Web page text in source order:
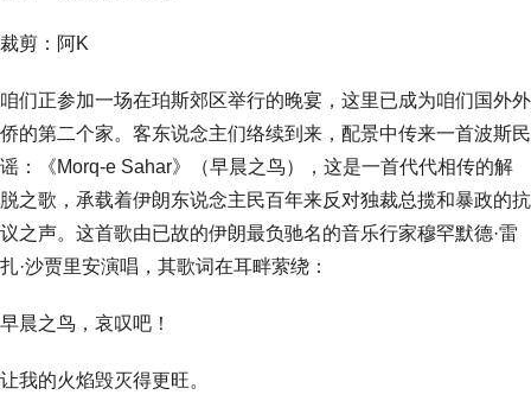
裁剪：阿K
咱们正参加一场在珀斯郊区举行的晚宴，这里已成为咱们国外外
侨的第二个家。客东说念主们络续到来，配景中传来一首波斯民
谣：《Morq-e Sahar》（早晨之鸟），这是一首代代相传的解
脱之歌，承载着伊朗东说念主民百年来反对独裁总揽和暴政的抗
议之声。这首歌由已故的伊朗最负驰名的音乐行家穆罕默德·雷
扎·沙贾里安演唱，其歌词在耳畔萦绕：
早晨之鸟，哀叹吧！
让我的火焰毁灭得更旺。